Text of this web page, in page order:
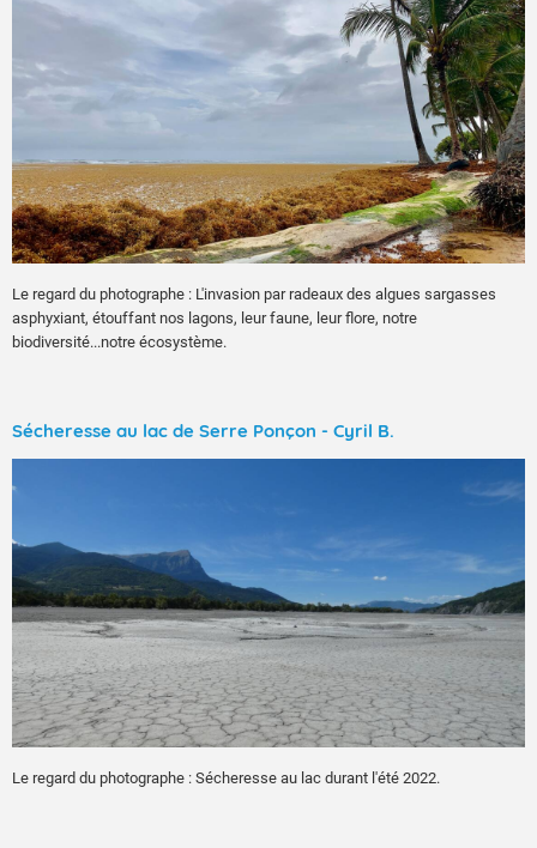
Le regard du photographe : L'invasion par radeaux des algues sargasses
asphyxiant, étouffant nos lagons, leur faune, leur flore, notre
biodiversité...notre écosystème.
Sécheresse au lac de Serre Ponçon - Cyril B.
Le regard du photographe : Sécheresse au lac durant l'été 2022.